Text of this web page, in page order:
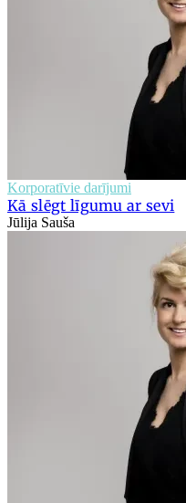
Korporatīvie darījumi
Kā slēgt līgumu ar sevi
Jūlija Sauša